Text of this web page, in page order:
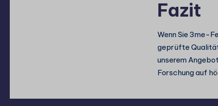
Fazit
Wenn Sie 3me-
geprüfte
unserem
Forschung auf